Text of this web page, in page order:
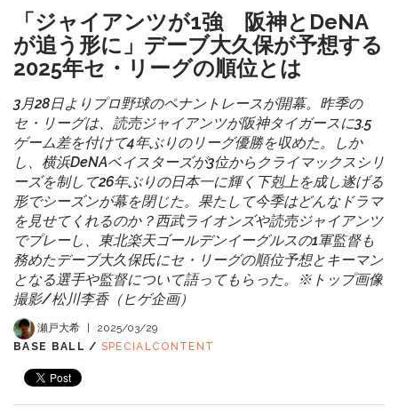
「ジャイアンツが1強 阪神とDeNA
が追う形に」デーブ大久保が予想する
2025年セ・リーグの順位とは
3月28日よりプロ野球のペナントレースが開幕。昨季の
セ・リーグは、読売ジャイアンツが阪神タイガースに3.5
ゲーム差を付けて4年ぶりのリーグ優勝を収めた。しか
し、横浜DeNAベイスターズが3位からクライマックスシリ
ーズを制して26年ぶりの日本一に輝く下剋上を成し遂げる
形でシーズンが幕を閉じた。果たして今季はどんなドラマ
を見せてくれるのか？西武ライオンズや読売ジャイアンツ
でプレーし、東北楽天ゴールデンイーグルスの1軍監督も
務めたデーブ大久保氏にセ・リーグの順位予想とキーマン
となる選手や監督について語ってもらった。※トップ画像
撮影/松川李香（ヒゲ企画）
瀬戸大希 |
2025/03/29
BASE BALL / SPECIALCONTENT